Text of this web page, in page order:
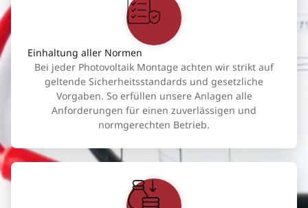
Einhaltung aller Normen
Bei jeder Photovoltaik Montage achten wir strikt auf
geltende Sicherheitsstandards und gesetzliche
Vorgaben. So erfüllen unsere Anlagen alle
Anforderungen für einen zuverlässigen und
normgerechten Betrieb.